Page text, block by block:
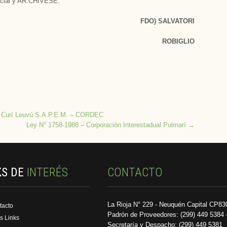
FDO) SALVATORI
ROBIGLIO
Leuvú S.A.P.E.M. – CORDEC
Ley N° 1758-1988 – Corporación Interestadual Pulmarí →
DE INTERÉS
Links
CONTACTO
La Rioja N° 229 - Neuquén Capital
Padrón de Proveedores: (299) 449 5384
Secretaría y Despacho: (299) 449 5381